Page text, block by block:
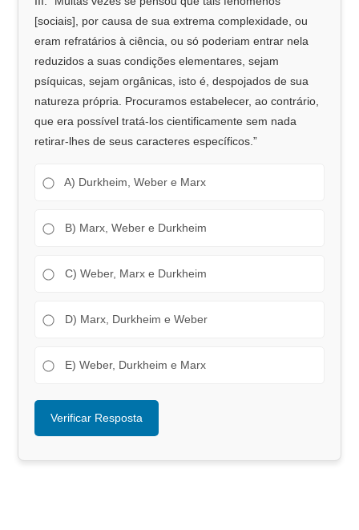
[sociais], por causa de sua extrema complexidade, ou
eram refratários à ciência, ou só poderiam entrar nela
reduzidos a suas condições elementares, sejam
psíquicas, sejam orgânicas, isto é, despojados de sua
natureza própria. Procuramos estabelecer, ao contrário,
que era possível tratá-los cientificamente sem nada
retirar-lhes de seus caracteres específicos.”
A) Durkheim, Weber e Marx
B) Marx, Weber e Durkheim
C) Weber, Marx e Durkheim
D) Marx, Durkheim e Weber
E) Weber, Durkheim e Marx
Verificar Resposta